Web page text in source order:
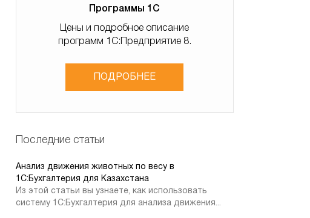
Программы 1С
Цены и подробное описание
программ 1С:Предприятие 8.
ПОДРОБНЕЕ
Последние статьи
Анализ движения животных по весу в
1C:Бухгалтерия для Казахстана
Из этой статьи вы узнаете, как использовать
систему 1С:Бухгалтерия для анализа движения...